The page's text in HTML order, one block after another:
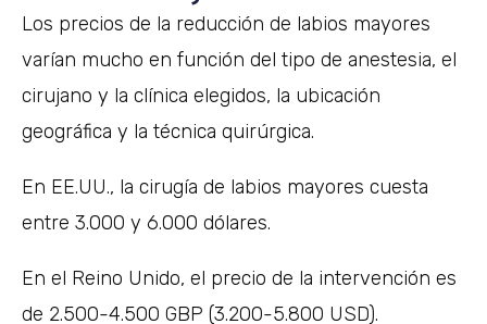
Los precios de la reducción de labios mayores
varían mucho en función del tipo de anestesia, el
cirujano y la clínica elegidos, la ubicación
geográfica y la técnica quirúrgica.
En EE.UU., la cirugía de labios mayores cuesta
entre 3.000 y 6.000 dólares.
En el Reino Unido, el precio de la intervención es
de 2.500-4.500 GBP (3.200-5.800 USD).